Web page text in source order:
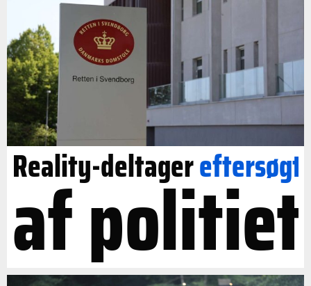
Reality-deltagereftersøgt
af politiet